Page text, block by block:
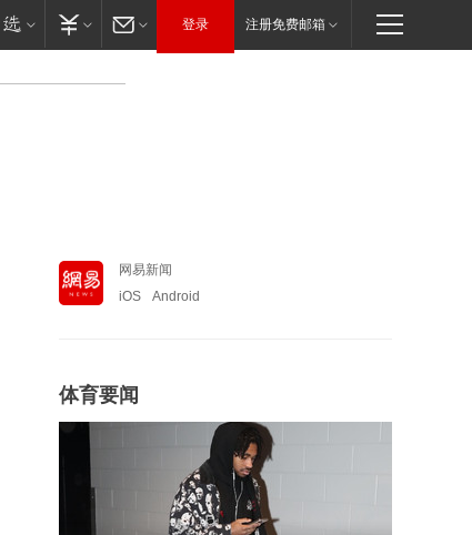
登录 注册免费邮箱
网易新闻
iOS
Android
体育要闻